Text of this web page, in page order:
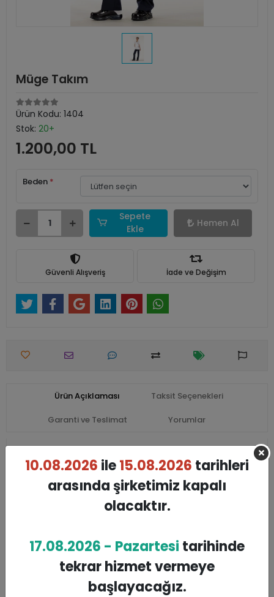
Müge Takım
Ürün Kodu: 1404
Stok: 20+
1.200,00 TL
Beden *
Sepete
Ekle
Hemen Al
Güvenli Alışveriş İade ve Değişim
Ürün Açıklaması
Garanti ve Teslimat
Taksit Seçenekleri
Yorumlar
Benzer Ürünler
10.08.2026 ile15.08.2026 tarihleri
arasında şirketimiz kapalı
olacaktır.
17.08.2026 - Pazartesi tarihinde
tekrar hizmet vermeye
başlayacağız.